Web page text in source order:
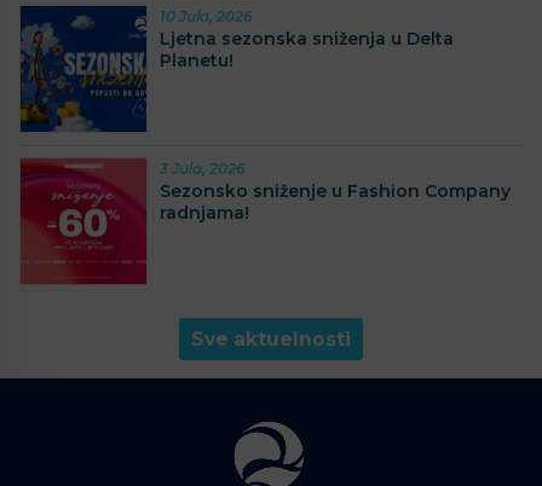
10 Jula, 2026
Ljetna sezonska sniženja u Delta
Planetu!
3 Jula, 2026
Sezonsko sniženje u Fashion Company
radnjama!
Sve aktuelnosti